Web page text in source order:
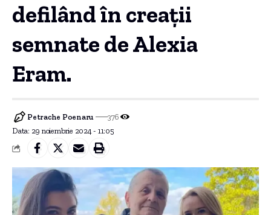
defilând în creații
semnate de Alexia
Eram.
Data: 29 noiembrie 2024 - 11:05
Petrache Poenaru 376